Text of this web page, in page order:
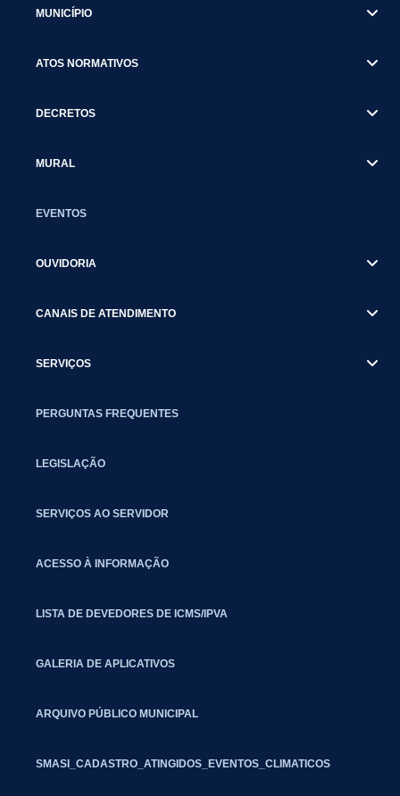
MUNICÍPIO
ATOS NORMATIVOS
DECRETOS
MURAL
EVENTOS
OUVIDORIA
CANAIS DE ATENDIMENTO
SERVIÇOS
PERGUNTAS FREQUENTES
LEGISLAÇÃO
SERVIÇOS AO SERVIDOR
ACESSO À INFORMAÇÃO
LISTA DE DEVEDORES DE ICMS/IPVA
GALERIA DE APLICATIVOS
ARQUIVO PÚBLICO MUNICIPAL
SMASI_CADASTRO_ATINGIDOS_EVENTOS_CLIMATICOS